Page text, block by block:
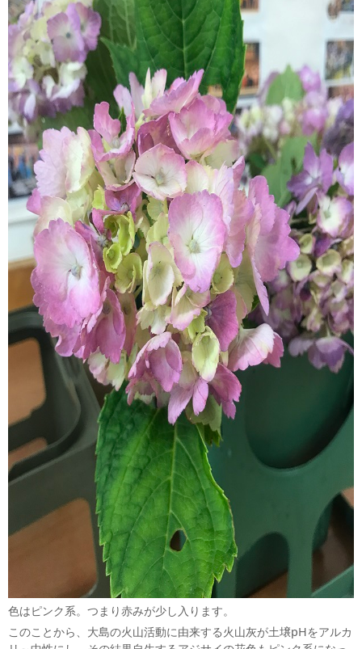
色はピンク系。つまり赤みが少し入ります。
このことから、大島の火山活動に由来する火山灰が土壌pHをアルカ